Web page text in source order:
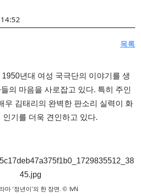
과 중첩》 개최…보이지 않는 세계의 생
》 개최
국제공모전 대상작에 데이비드 라우어
목록
년대 여성 국극단의 이야기를 생
의 마음을 사로잡고 있다. 특히 주인
우 김태리의 완벽한 판소리 실력이 화
기를 더욱 견인하고 있다.
마 ‘정년이’의 한 장면. © tvN